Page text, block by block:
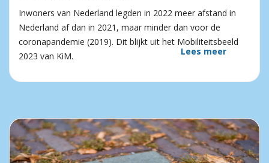
Inwoners van Nederland legden in 2022 meer afstand in
Nederland af dan in 2021, maar minder dan voor de
coronapandemie (2019). Dit blijkt uit het Mobiliteitsbeeld
2023 van KiM.
Lees meer